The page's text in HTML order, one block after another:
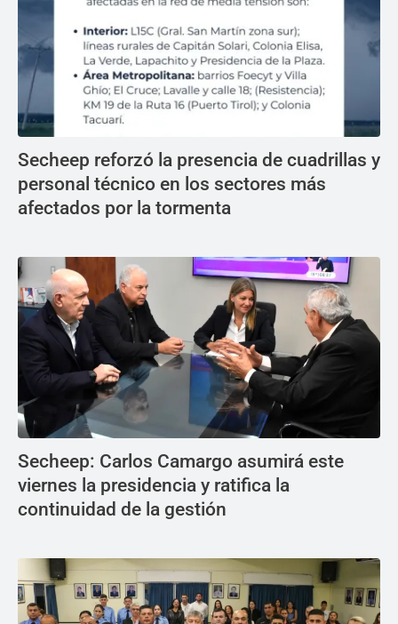
Secheep reforzó la presencia de cuadrillas y
personal técnico en los sectores más
afectados por la tormenta
Secheep: Carlos Camargo asumirá este
viernes la presidencia y ratifica la
continuidad de la gestión